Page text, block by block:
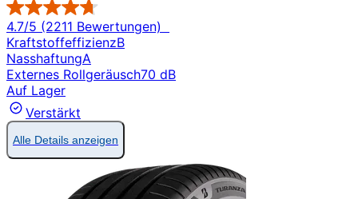
4.7/5 (2211 Bewertungen)
KraftstoffeffizienzB
NasshaftungA
Externes Rollgeräusch70 dB
Auf Lager
Verstärkt
Alle Details anzeigen